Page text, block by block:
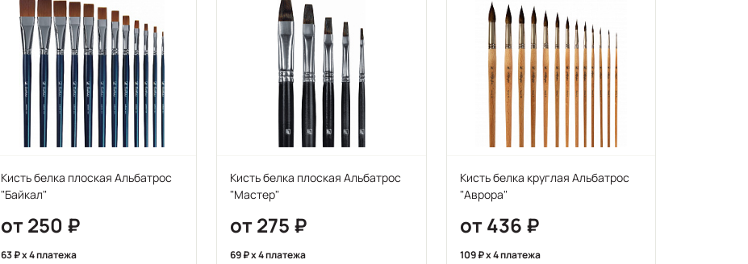
Кисть белка плоская Альбатрос
"Байкал"
от 250
63 x 4 платежа
Кисть белка плоская Альбатрос
"Мастер"
от 275
69 x 4 платежа
Кисть белка круглая Альбатрос
"Аврора"
от 436
109 x 4 платежа